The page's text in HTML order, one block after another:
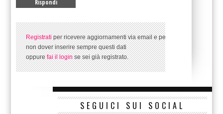
Registratiper ricevere aggiornamenti via email e per
non dover inserire sempre questi dati
oppurefai il loginse sei già registrato.
SEGUICI SUI SOCIAL